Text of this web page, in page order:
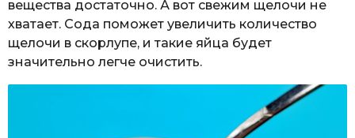
вещества достаточно. А вот свежим щелочи не
хватает. Сода поможет увеличить количество
щелочи в скорлупе, и такие яйца будет
значительно легче очистить.